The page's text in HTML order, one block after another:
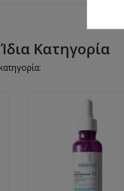
Κατηγορία